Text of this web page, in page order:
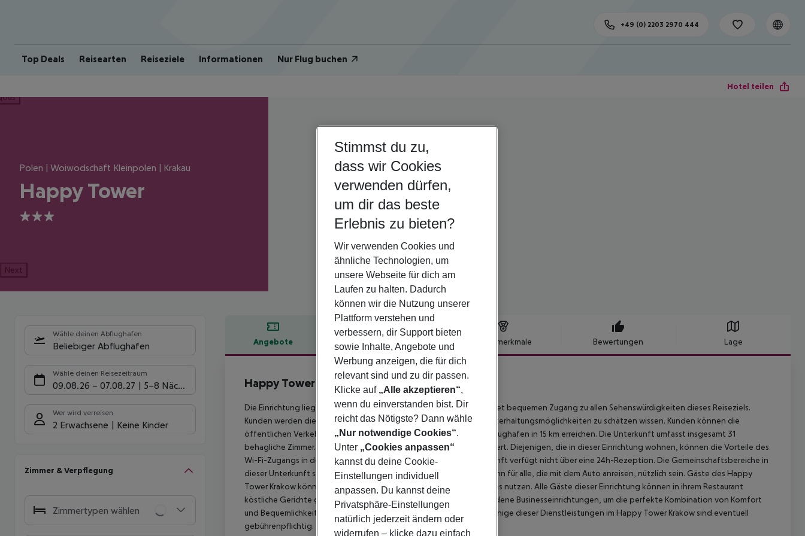
Top Deals Reisearten Reiseziele Informationen Nur Flug buchen
+49 (0) 2203 2970 444
Hotel teilen
Polen | Woiwodschaft Kleinpolen | Krakau
Happy Tower
3
Next
Wähle deinen Abflughafen
Beliebiger Abflughafen
Wähle deinen Reisezeitraum
09.08.26 – 07.08.27 5-8 Nächte
Wer wird verreisen
2 Erwachsene Keine Kinder
Zimmer & Verpflegung
Zimmertypen wählen
Angebote Hotelbeschreibung Hotelmerkmale Bewertungen Lage
Hotelbeschreibung
Happy Tower
Die Einrichtung liegt nur 500 m vom Stadtzentrum entfernt und bietet bequemen Zugang zu allen Sehenswürdigkeiten dieses Reiseziels.
Kunden werden die Nähe der Einrichtung zu den bedeutendsten Unterhaltungsmöglichkeiten zu schätzen wissen. Kunden können die
öffentlichen Verkehrsmittel bequem erreichen. Gäste können den Flughafen in 15 km erreichen. Die Unterkunft umfasst insgesamt 31
behagliche Zimmer. Dieses Hotel wurde zum letzten Mal 2023 renoviert. Diejenigen, die in dieser Einrichtung wohnen, können die Vorteile des
Wi-Fi-Zugangs in den öffentlichen Bereichen nutzen. Diese Unterkunft verfügt nicht über eine 24h-Rezeption. Die Gemeinschaftsbereiche in
dieser Unterkunft sind für Rollstuhlfahrer geeignet. Der Parkplatz kann für alle, die mit dem Auto anreisen, nützlich sein. Gäste des Happy
Tower Krakow können die Vorteile des angebotenen Shuttle-Services nutzen. Alle Gäste dieser Einrichtung können in ihrem Restaurant
köstliche Gerichte genießen. Happy Tower Krakow umfasst verschiedene Businesseinrichtungen, um die perfekte Kombination von Komfort
und Bequemlichkeit während einer Geschäftsreise zu ermöglichen. Einige dieser Dienstleistungen im Happy Tower Krakow sind eventuell
gebührenpflichtig.
Stimmst du zu,
dass wir Cookies
verwenden dürfen,
um dir das beste
Erlebnis zu bieten?
Wir verwenden Cookies und
ähnliche Technologien, um
unsere Webseite für dich am
Laufen zu halten. Dadurch
können wir die Nutzung unserer
Plattform verstehen und
verbessern, dir Support bieten
sowie Inhalte, Angebote und
Werbung anzeigen, die für dich
relevant sind und zu dir passen.
Klicke auf „Alle akzeptieren“,
wenn du einverstanden bist. Dir
reicht das Nötigste? Dann wähle
„Nur notwendige Cookies“.
Unter „Cookies anpassen“
kannst du deine Cookie-
Einstellungen individuell
anpassen. Du kannst deine
Privatsphäre-Einstellungen
natürlich jederzeit ändern oder
widerrufen – klicke dazu einfach